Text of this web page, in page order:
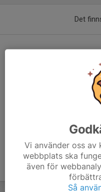
Det
Vi använder oss
webbplats ska
även för
Så